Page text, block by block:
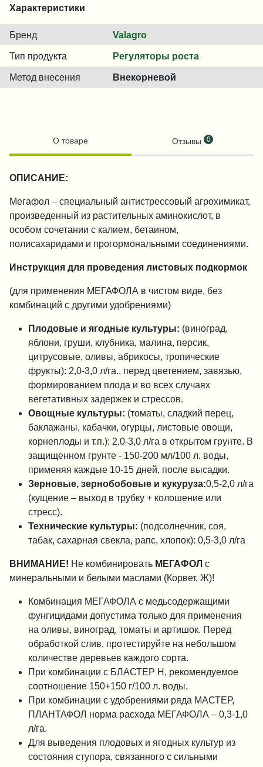
Характеристики
Бренд Valagro
Тип продукта Регуляторы роста
Метод внесения Внекорневой
О товаре Отзывы 0
ОПИСАНИЕ:
Мегафол – специальный антистрессовый агрохимикат,
произведенный из растительных аминокислот, в
особом сочетании с калием, бетаином,
полисахаридами и прогормональными соединениями.
Инструкция для проведения листовых подкормок
(для применения МЕГАФОЛА в чистом виде, без
комбинаций с другими удобрениями)
Плодовые и ягодные культуры: (виноград,
яблони, груши, клубника, малина, персик,
цитрусовые, оливы, абрикосы, тропические
фрукты): 2,0-3,0 л/га., перед цветением, завязью,
формированием плода и во всех случаях
вегетативных задержек и стрессов.
Овощные культуры: (томаты, сладкий перец,
баклажаны, кабачки, огурцы, листовые овощи,
корнеплоды и т.п.): 2,0-3,0 л/га в открытом грунте. В
защищенном грунте - 150-200 мл/100 л. воды,
применяя каждые 10-15 дней, после высадки.
Зерновые, зернобобовые и кукуруза:0,5-2,0 л/га
(кущение – выход в трубку + колошение или
стресс).
Технические культуры: (подсолнечник, соя,
табак, сахарная свекла, рапс, хлопок): 0,5-3,0 л/га
ВНИМАНИЕ! Не комбинировать МЕГАФОЛ с
минеральными и белыми маслами (Корвет, Ж)!
Комбинация МЕГАФОЛА с медьсодержащими
фунгицидами допустима только для применения
на оливы, виноград, томаты и артишок. Перед
обработкой слив, протестируйте на небольшом
количестве деревьев каждого сорта.
При комбинации с БЛАСТЕР Н, рекомендуемое
соотношение 150+150 г/100 л. воды.
При комбинации с удобрениями ряда МАСТЕР,
ПЛАНТАФОЛ норма расхода МЕГАФОЛА – 0,3-1,0
л/га.
Для выведения плодовых и ягодных культур из
состояния ступора, связанного с сильными